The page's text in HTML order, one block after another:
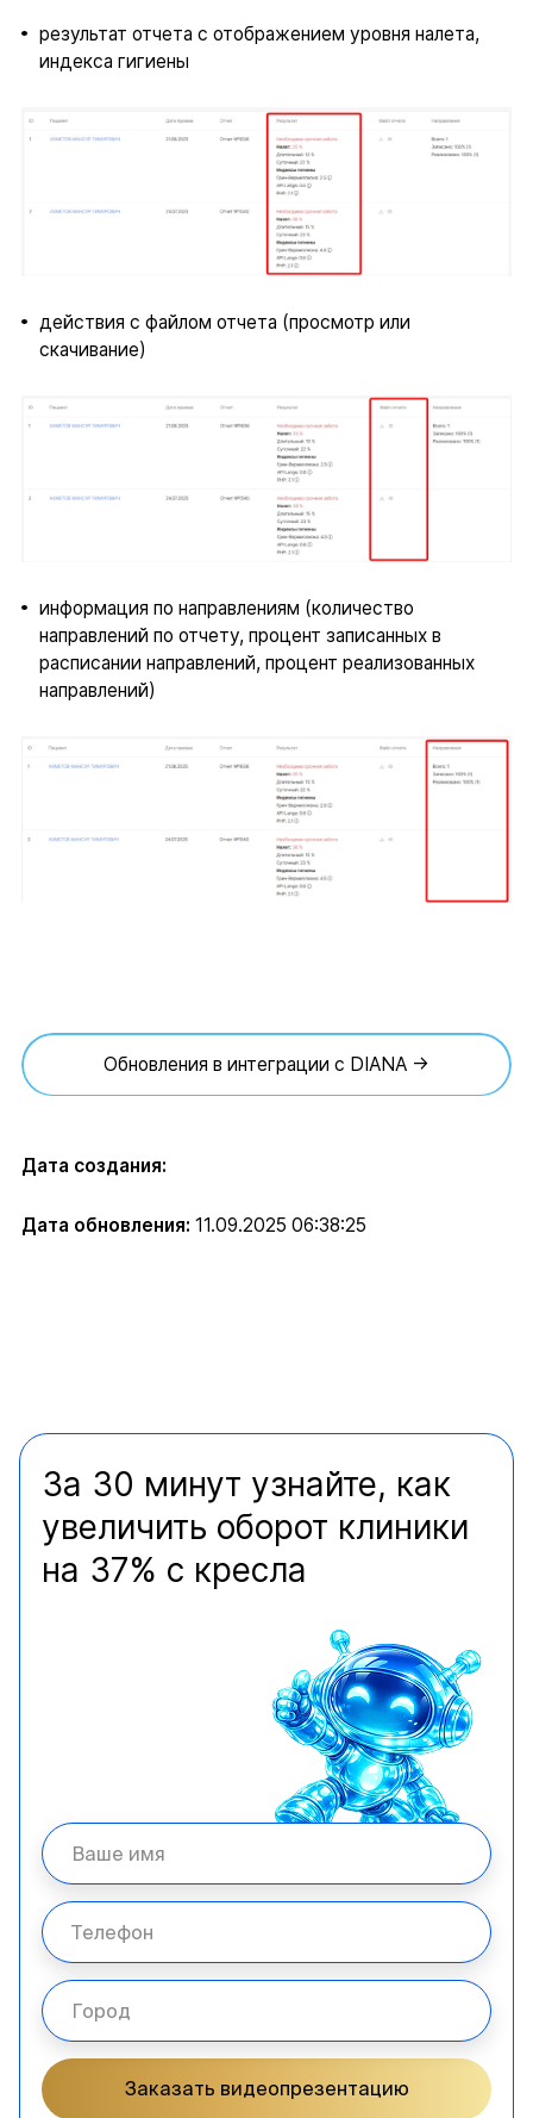
результат отчета с отображением уровня налета,
индекса гигиены
действия с файлом отчета (просмотр или
скачивание)
информация по направлениям (количество
направлений по отчету, процент записанных в
расписании направлений, процент реализованных
направлений)
Обновления в интеграции с DIANA →
Дата создания:
Дата обновления: 11.09.2025 06:38:25
За 30 минут узнайте, как
увеличить оборот клиники
на 37% с кресла
Заказать видеопрезентацию